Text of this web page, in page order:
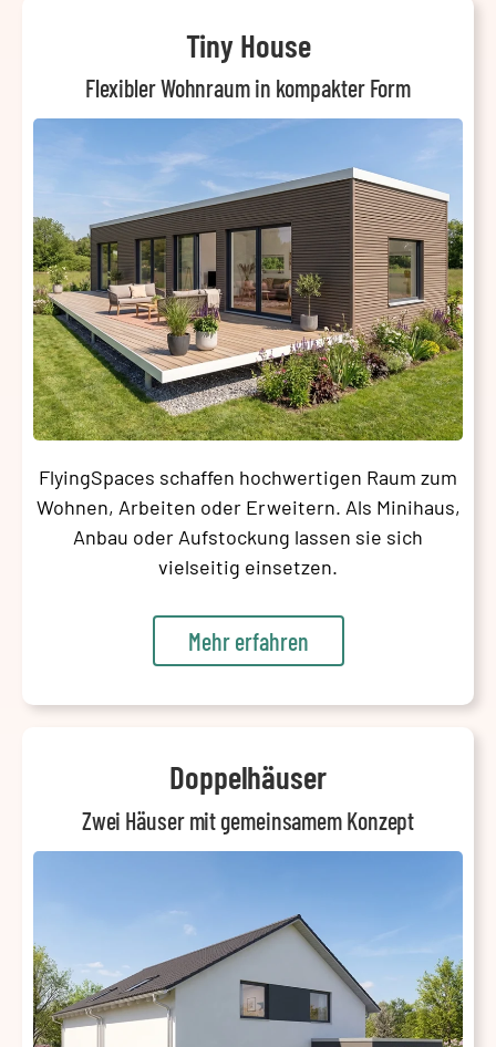
Tiny House
Flexibler Wohnraum in kompakter Form
FlyingSpaces schaffen hochwertigen Raum zum
Wohnen, Arbeiten oder Erweitern. Als Minihaus,
Anbau oder Aufstockung lassen sie sich
vielseitig einsetzen.
Mehr erfahren
Doppelhäuser
Zwei Häuser mit gemeinsamem Konzept